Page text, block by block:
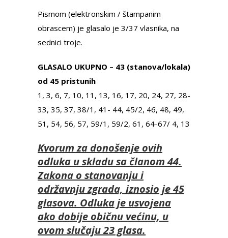
Pismom (elektronskim / štampanim
obrascem) je glasalo je 3/37 vlasnika, na
sednici troje.
GLASALO UKUPNO – 43 (stanova/lokala)
od 45 pristunih
1, 3, 6, 7, 10, 11, 13, 16, 17, 20, 24, 27, 28-
33, 35, 37, 38/1, 41- 44, 45/2, 46, 48, 49,
51, 54, 56, 57, 59/1, 59/2, 61, 64-67/ 4, 13
Kvorum za donošenje ovih
odluka u skladu sa članom 44.
Zakona o stanovanju i
održavnju zgrada, iznosio je 45
glasova. Odluka je usvojena
ako dobije običnu većinu, u
ovom slučaju 23 glasa.